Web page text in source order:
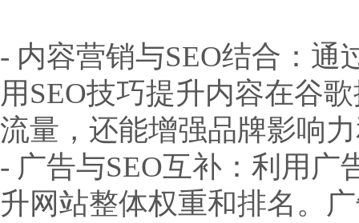
- 内容营销与SEO结合：
用SEO技巧提升内容在谷
流量，还能增强品牌影响
- 广告与SEO互补：利用广
升网站整体权重和排名。